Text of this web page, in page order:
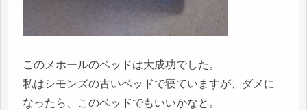
このメホールのベッドは大成功でした。
私はシモンズの古いベッドで寝ていますが、ダメに
なったら、このベッドでもいいかなと。